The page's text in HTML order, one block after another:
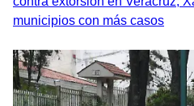
municipios con más casos